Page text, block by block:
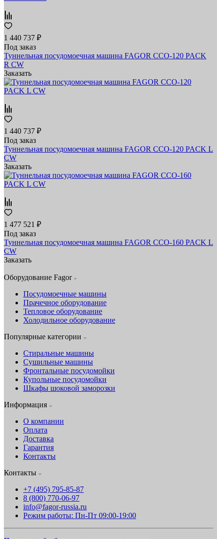
1 440 737 ₽
Под заказ
Туннельная посудомоечная машина FAGOR CCO-120 PACK
R CW
Заказать
1 440 737 ₽
Под заказ
Туннельная посудомоечная машина FAGOR CCO-120 PACK L
CW
Заказать
1 477 521 ₽
Под заказ
Туннельная посудомоечная машина FAGOR CCO-160 PACK L
CW
Заказать
Оборудование Fagor
Посудомоечные машины
Прачечное оборудование
Тепловое оборудование
Холодильное оборудование
Популярные категории
Стиральные машины
Сушильные машины
Фронтальные посудомойки
Купольные посудомойки
Шкафы шоковой заморозки
Информация
О компании
Оплата
Доставка
Гарантия
Контакты
Контакты
+7 (495) 795-85-87
8 (800) 770-06-97
info@fagor-russia.ru
Режим работы: Пн-Пт 09:00-19:00